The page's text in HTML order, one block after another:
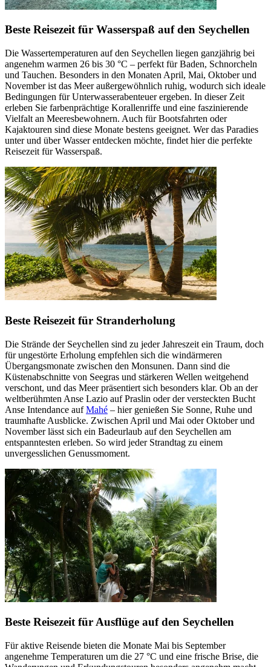
Beste Reisezeit für Wasserspaß auf den Seychellen
Die Wassertemperaturen auf den Seychellen liegen ganzjährig bei
angenehm warmen 26 bis 30 °C – perfekt für Baden, Schnorcheln
und Tauchen. Besonders in den Monaten April, Mai, Oktober und
November ist das Meer außergewöhnlich ruhig, wodurch sich ideale
Bedingungen für Unterwasserabenteuer ergeben. In dieser Zeit
erleben Sie farbenprächtige Korallenriffe und eine faszinierende
Vielfalt an Meeresbewohnern. Auch für Bootsfahrten oder
Kajaktouren sind diese Monate bestens geeignet. Wer das Paradies
unter und über Wasser entdecken möchte, findet hier die perfekte
Reisezeit für Wasserspaß.
Beste Reisezeit für Stranderholung
Die Strände der Seychellen sind zu jeder Jahreszeit ein Traum, doch
für ungestörte Erholung empfehlen sich die windärmeren
Übergangsmonate zwischen den Monsunen. Dann sind die
Küstenabschnitte von Seegras und stärkeren Wellen weitgehend
verschont, und das Meer präsentiert sich besonders klar. Ob an der
weltberühmten Anse Lazio auf Praslin oder der versteckten Bucht
Anse Intendance aufMahé – hier genießen Sie Sonne, Ruhe und
traumhafte Ausblicke. Zwischen April und Mai oder Oktober und
November lässt sich ein Badeurlaub auf den Seychellen am
entspanntesten erleben. So wird jeder Strandtag zu einem
unvergesslichen Genussmoment.
Beste Reisezeit für Ausflüge auf den Seychellen
Für aktive Reisende bieten die Monate Mai bis September
angenehme Temperaturen um die 27 °C und eine frische Brise, die